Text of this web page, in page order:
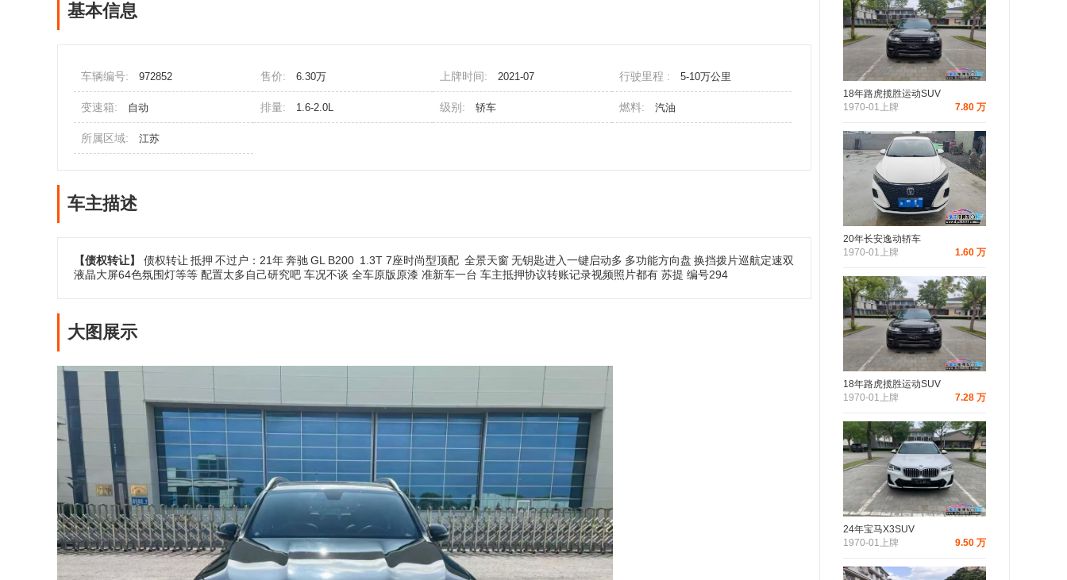
基本信息
车辆编号: 972852 售价: 6.30万 上牌时间: 2021-07 行驶里程 : 5-10万公里
变速箱: 自动 排量: 1.6-2.0L 级别: 轿车 燃料: 汽油
所属区域: 江苏
车主描述
【债权转让】 债权转让 抵押 不过户：21年奔驰GL B200 1.3T 7座时尚型顶配 全景天窗无钥匙进入一键启动多 多功能方向盘 换挡拨片巡航定速双
液晶大屏64色氛围灯等等 配置太多自己研究吧 车况不谈 全车原版原漆 准新车一台 车主抵押协议转账记录视频照片都有 苏提 编号294
大图展示
18年路虎揽胜运动SUV
1970-01上牌
7.80 万
20年长安逸动轿车
1970-01上牌
1.60 万
18年路虎揽胜运动SUV
1970-01上牌
7.28 万
24年宝马X3SUV
1970-01上牌
9.50 万